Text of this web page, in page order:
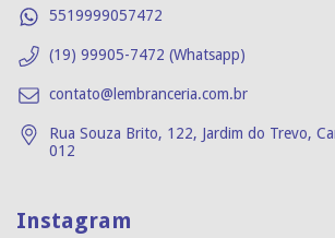
5519999057472
(19) 99905-7472 (Whatsapp)
contato@lembranceria.com.br
Rua Souza Brito, 122, Jardim do Trevo,
012
Instagram